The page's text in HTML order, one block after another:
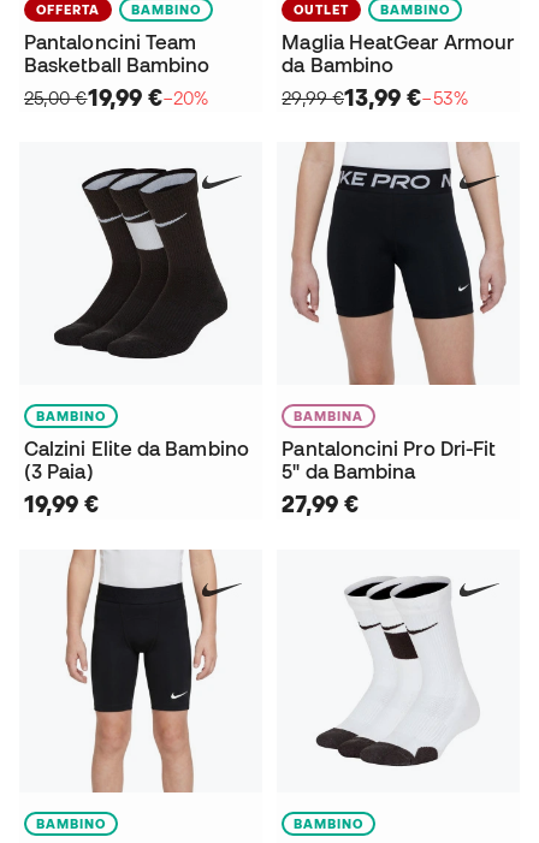
OFFERTA BAMBINO
Pantaloncini Team
Basketball Bambino
25,00 €19,99 €−20%
OUTLET BAMBINO
Maglia HeatGear Armour
da Bambino
29,99 €13,99 €−53%
BAMBINO
Calzini Elite da Bambino
(3 Paia)
19,99 €
BAMBINA
Pantaloncini Pro Dri-Fit
5" da Bambina
27,99 €
BAMBINO BAMBINO